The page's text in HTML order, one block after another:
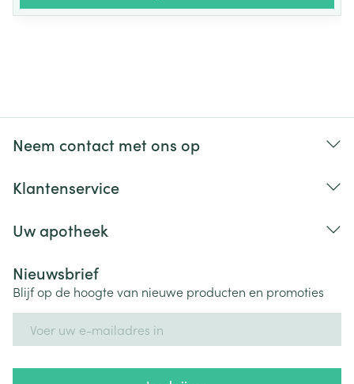
Neem contact met ons op
Klantenservice
Uw apotheek
Nieuwsbrief
Blijf op de hoogte van nieuwe producten en promoties